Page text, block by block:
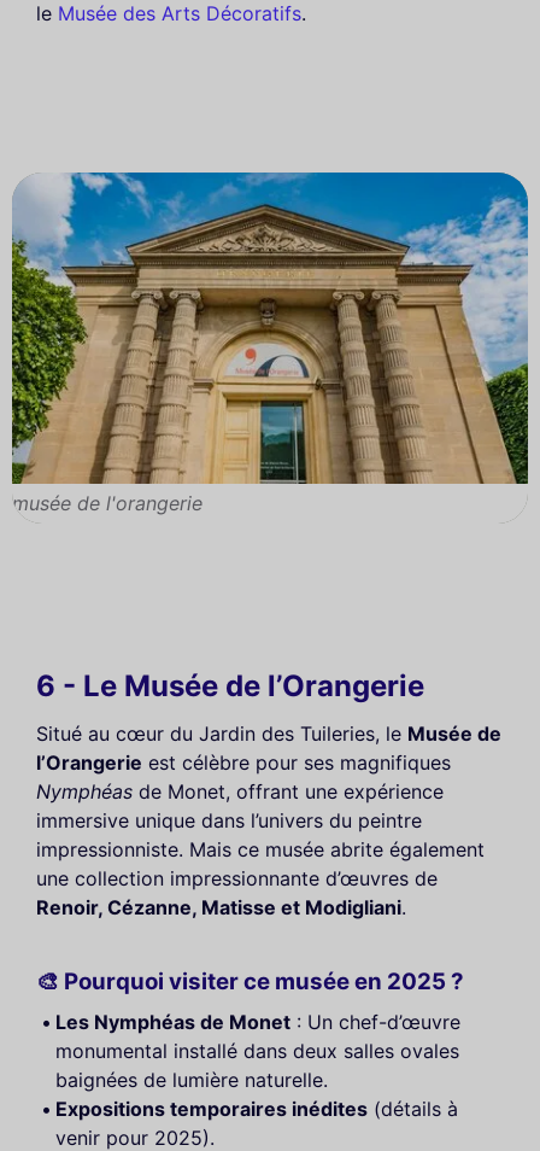
le Musée des Arts Décoratifs.
musée de l'orangerie
6 - Le Musée de l’Orangerie
Situé au cœur du Jardin des Tuileries, le Musée de
l’Orangerie est célèbre pour ses magnifiques
Nymphéas de Monet, offrant une expérience
immersive unique dans l’univers du peintre
impressionniste. Mais ce musée abrite également
une collection impressionnante d’œuvres de
Renoir, Cézanne, Matisse et Modigliani.
🎨 Pourquoi visiter ce musée en 2025 ?
Les Nymphéas de Monet : Un chef-d’œuvre
monumental installé dans deux salles ovales
baignées de lumière naturelle.
Expositions temporaires inédites (détails à
venir pour 2025).